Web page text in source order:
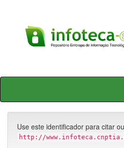
Skip
Use este identificador para citar
http://